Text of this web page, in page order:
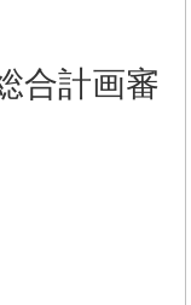
合計画審